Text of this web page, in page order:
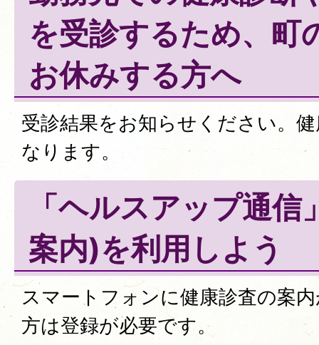
を受診するため、町
お休みする方へ
受診結果をお知らせください。
なります。
「ヘルスアップ通
案内)を利用しよう
スマートフォンに健康診査の案
方は登録が必要です。